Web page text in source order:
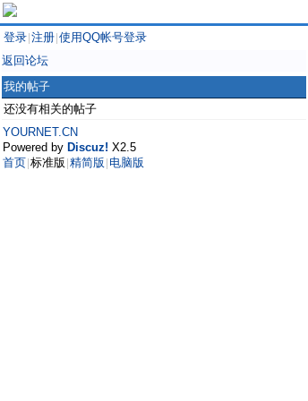
登录 注册 使用QQ帐号登录
返回论坛
我的帖子
还没有相关的帖子
YOURNET.CN
Powered by Discuz! X2.5
首页 标准版 精简版 电脑版